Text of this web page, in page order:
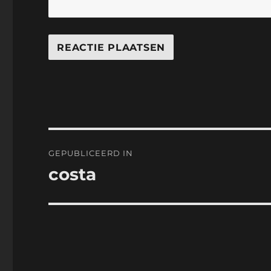
navigatie
GEPUBLICEERD IN
costa